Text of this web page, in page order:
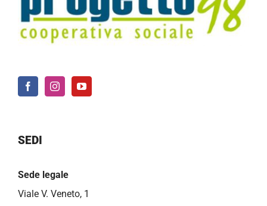
SEDI
Sede legale
Viale V. Veneto, 1